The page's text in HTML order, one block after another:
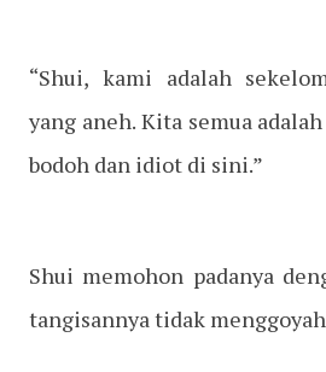
“Shui, kami adalah
yang aneh. Kita semua
bodoh dan idiot di sini.”
Shui memohon padanya
tangisannya tidak